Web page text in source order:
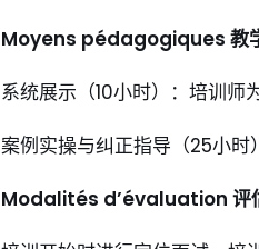
Moyens pédagogiques 教
系统展示（10小时）：培训师
案例实操与纠正指导（25小时
Modalités d’évaluation 评